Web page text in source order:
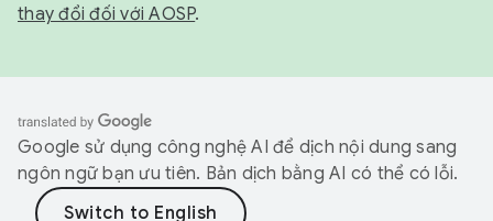
thay đổi đối với AOSP.
Google sử dụng công nghệ AI để dịch nội dung sang
ngôn ngữ bạn ưu tiên. Bản dịch bằng AI có thể có lỗi.